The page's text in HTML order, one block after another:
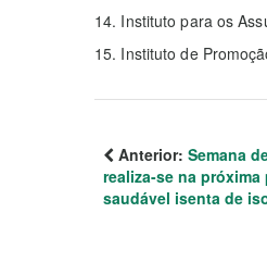
14. Instituto para os
15. Instituto de
Anterior: Semana
realiza-se na
saudável isenta de